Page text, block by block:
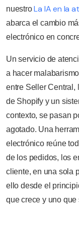
nuestroLa IA en la
abarca el cambio
electrónico en
Un servicio de
a hacer
entre Seller Central,
de Shopify y un
contexto, se pasan
agotado. Una
electrónico reúne
de los pedidos, los
cliente, en una sola
ello desde el
que crece y uno que